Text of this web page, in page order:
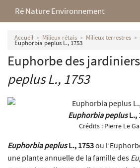
Ré Nature Environnement
L’association
Milieux rétais
Nos parutions
Accueil Milieux rétais Milieux terrestres
Euphorbia peplus L., 1753
Euphorbe des jardiniers
peplusL., 1753
Euphorbia peplusL.,
Crédits : Pierre Le
Euphorbia peplusL., 1753ou
une plante annuelle de la famille des